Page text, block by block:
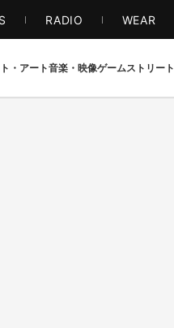
RADIO WEAR
・アート音楽・映像ゲームストリート